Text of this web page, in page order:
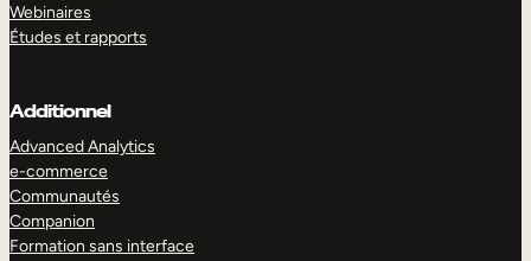
Webinaires
Études et rapports
Additionnel
Advanced Analytics
e-commerce
Communautés
Companion
Formation sans interface